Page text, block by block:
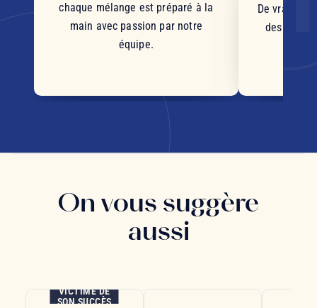
chaque mélange est préparé à la
main avec passion par notre
équipe.
De vrais
des
On vous suggère
aussi
VICTIME DE
SON SUCCÈS